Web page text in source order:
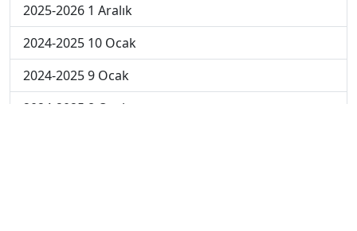
2025-2026 1 Aralık
2024-2025 10 Ocak
2024-2025 9 Ocak
2024-2025 8 Ocak